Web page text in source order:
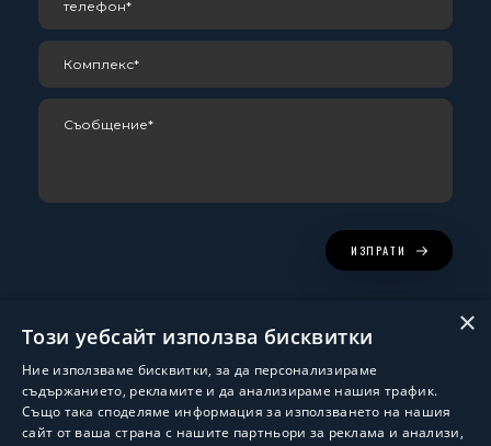
ИЗПРАТИ
×
Този уебсайт използва бисквитки
Ние използваме бисквитки, за да персонализираме
съдържанието, рекламите и да анализираме нашия трафик.
Също така споделяме информация за използването на нашия
сайт от ваша страна с нашите партньори за реклама и анализи,